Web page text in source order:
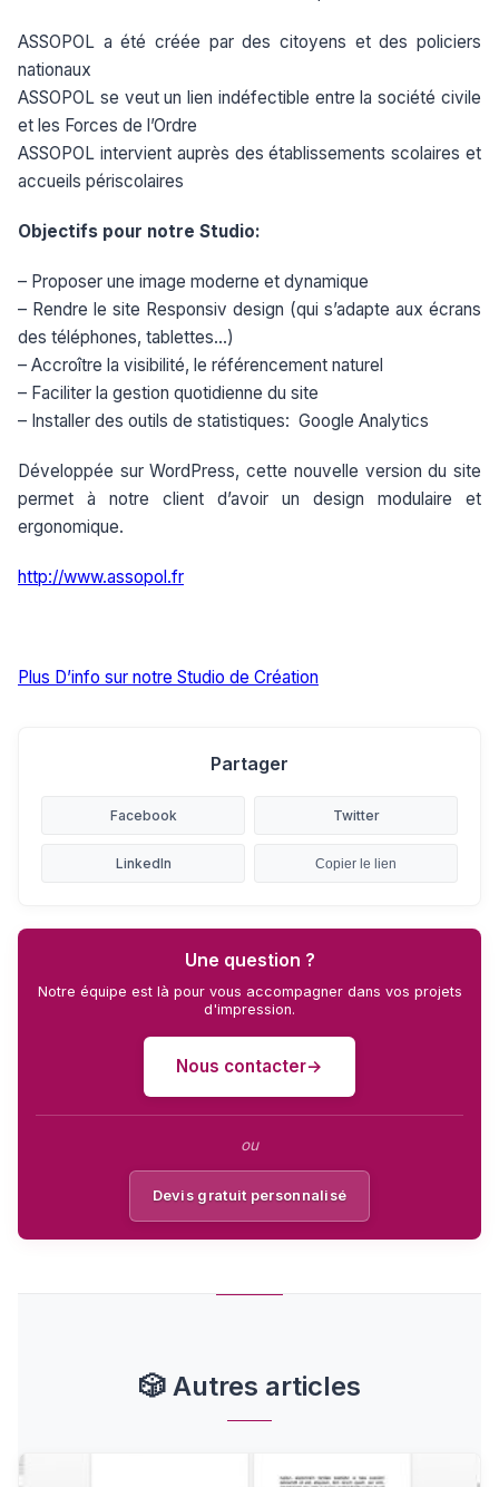
ASSOPOL a été créée par des citoyens et des policiers
nationaux
ASSOPOL se veut un lien indéfectible entre la société civile
et les Forces de l’Ordre
ASSOPOL intervient auprès des établissements scolaires et
accueils périscolaires
Objectifs pour notre Studio:
– Proposer une image moderne et dynamique
– Rendre le site Responsiv design (qui s’adapte aux écrans
des téléphones, tablettes…)
– Accroître la visibilité, le référencement naturel
– Faciliter la gestion quotidienne du site
– Installer des outils de statistiques: Google Analytics
Développée sur WordPress, cette nouvelle version du site
permet à notre client d’avoir un design modulaire et
ergonomique.
http://www.assopol.fr
Plus D’info sur notre Studio de Création
Partager
Facebook Twitter
LinkedIn Copier le lien
Une question ?
Notre équipe est là pour vous accompagner dans vos projets
d'impression.
Nous contacter
ou
Devis gratuit personnalisé
🎲Autres articles